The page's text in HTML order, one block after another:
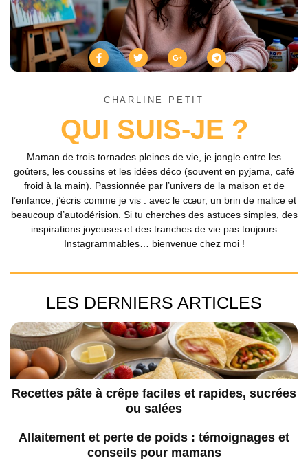
CHARLINE PETIT
QUI SUIS-JE ?
Maman de trois tornades pleines de vie, je jongle entre les
goûters, les coussins et les idées déco (souvent en pyjama, café
froid à la main). Passionnée par l’univers de la maison et de
l’enfance, j’écris comme je vis : avec le cœur, un brin de malice et
beaucoup d’autodérision. Si tu cherches des astuces simples, des
inspirations joyeuses et des tranches de vie pas toujours
Instagrammables… bienvenue chez moi !
LES DERNIERS ARTICLES
Recettes pâte à crêpe faciles et rapides, sucrées
ou salées
Allaitement et perte de poids : témoignages et
conseils pour mamans